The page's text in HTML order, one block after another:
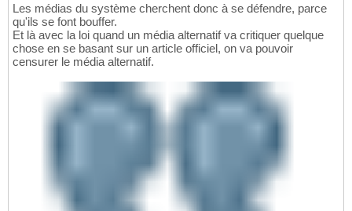
Les médias du système cherchent donc à se défendre, parce
qu'ils se font bouffer.
Et là avec la loi quand un média alternatif va critiquer quelque
chose en se basant sur un article officiel, on va pouvoir
censurer le média alternatif.